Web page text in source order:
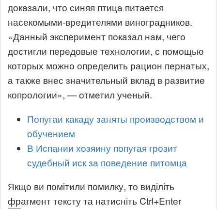
доказали, что синяя птица питается
насекомыми-вредителями виноградников.
«Данный эксперимент показал нам, чего
достигли передовые технологии, с помощью
которых можно определить рацион пернатых,
а также внес значительный вклад в развитие
копрологии», — отметил ученый.
Попугаи какаду заняты производством и
обучением
В Испании хозяину попугая грозит
судебный иск за поведение питомца
Якщо ви помітили помилку, то виділіть
фрагмент тексту та натисніть Ctrl+Enter